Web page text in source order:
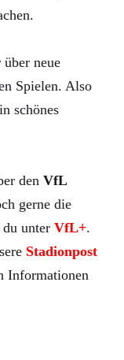
neue
Spielen. Also
schönes
den VfL
gerne die
unter VfL+.
Stadionpost
Informationen